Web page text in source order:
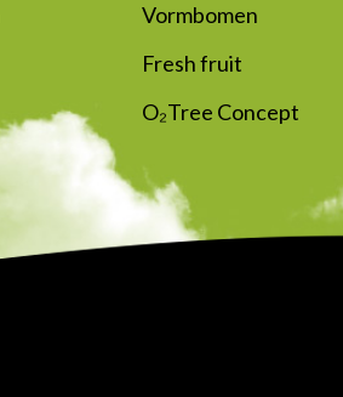
Vormbomen
Fresh fruit
O₂Tree Concept